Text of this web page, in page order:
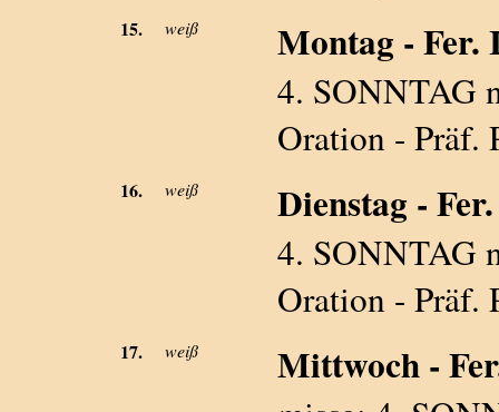
15. weiß Montag - Fer.
4. SONNTAG
Oration - Präf.
16. weiß Dienstag -
4. SONNTAG
Oration - Präf.
17. weiß Mittwoch -